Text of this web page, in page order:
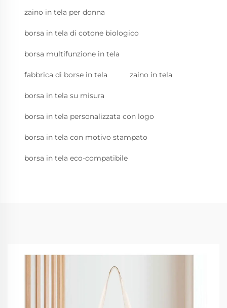
zaino in tela per donna
borsa in tela di cotone biologico
borsa multifunzione in tela
fabbrica di borse in tela zaino in tela
borsa in tela su misura
borsa in tela personalizzata con logo
borsa in tela con motivo stampato
borsa in tela eco-compatibile